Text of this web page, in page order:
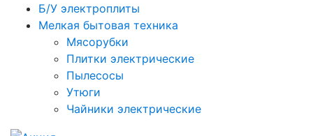
Б/У электроплиты
Мелкая бытовая техника
Мясорубки
Плитки электрические
Пылесосы
Утюги
Чайники электрические